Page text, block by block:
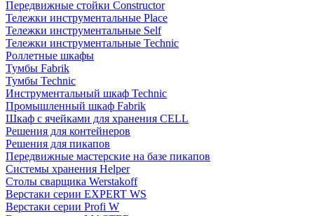
Передвижные стойки Constructor
Тележки инструментальные Place
Тележки инструментальные Self
Тележки инструментальные Technic
Роллетные шкафы
Тумбы Fabrik
Тумбы Technic
Инструментальный шкаф Technic
Промышленный шкаф Fabrik
Шкаф с ячейками для хранения CELL
Решения для контейнеров
Решения для пикапов
Передвижные мастерские на базе пикапов
Системы хранения Helper
Столы сварщика Werstakoff
Верстаки серии EXPERT WS
Верстаки серии Profi W